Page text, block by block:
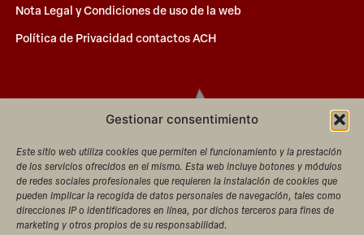
Gestionar consentimiento
Este sitio web utiliza cookies que permiten el funcionamiento y la prestación
de los servicios ofrecidos en el mismo. Esta web incluye botones y módulos
de redes sociales profesionales que requieren la instalación de cookies que
pueden implicar la recogida de datos personales de navegación, tales como
direcciones IP o identificadores en línea, por dichos terceros para fines de
marketing y otros propios de su responsabilidad.
Nota Legal y Condiciones de uso de la web
Política de Privacidad contactos ACH